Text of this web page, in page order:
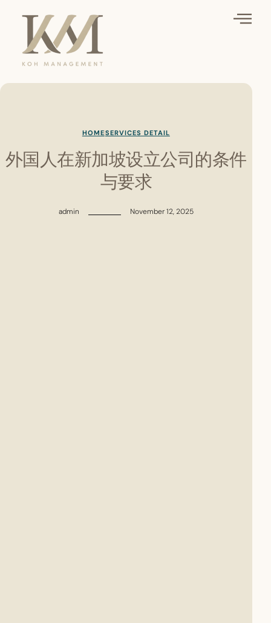
HOMESERVICES DETAIL
外国人在新加坡设立公司的条件
与要求
admin November 12, 2025